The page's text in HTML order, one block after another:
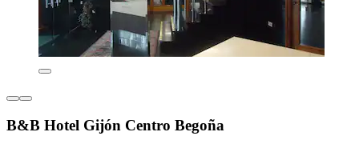
B&B Hotel Gijón Centro Begoña